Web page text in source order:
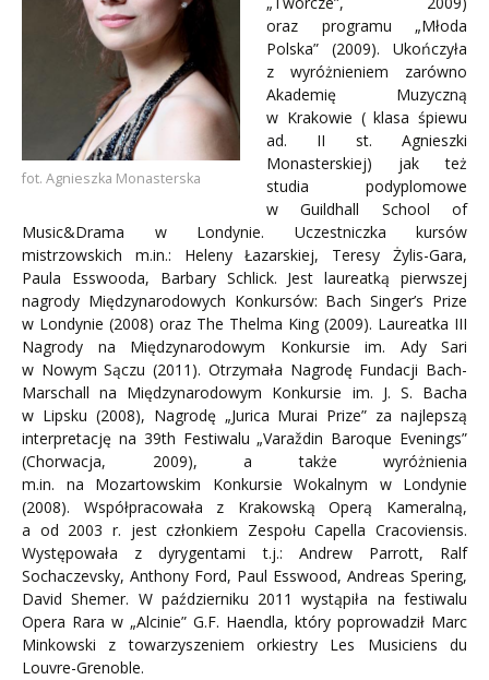
fot. Agnieszka Monasterska
oraz programu „Młoda
Polska” (2009). Ukończyła
z wyróżnieniem zarówno
Akademię Muzyczną
w Krakowie ( klasa śpiewu
ad. II st. Agnieszki
Monasterskiej) jak też
studia podyplomowe
w Guildhall School of
Music&Drama w Londynie. Uczestniczka kursów
mistrzowskich m.in.: Heleny Łazarskiej, Teresy Żylis-Gara,
Paula Esswooda, Barbary Schlick. Jest laureatką pierwszej
nagrody Międzynarodowych Konkursów: Bach Singer’s Prize
w Londynie (2008) oraz The Thelma King (2009). Laureatka III
Nagrody na Międzynarodowym Konkursie im. Ady Sari
w Nowym Sączu (2011). Otrzymała Nagrodę Fundacji Bach-
Marschall na Międzynarodowym Konkursie im. J. S. Bacha
w Lipsku (2008), Nagrodę „Jurica Murai Prize” za najlepszą
interpretację na 39th Festiwalu „Varaždin Baroque Evenings”
(Chorwacja, 2009), a także wyróżnienia
m.in. na Mozartowskim Konkursie Wokalnym w Londynie
(2008). Współpracowała z Krakowską Operą Kameralną,
a od 2003 r. jest członkiem Zespołu Capella Cracoviensis.
Występowała z dyrygentami t.j.: Andrew Parrott, Ralf
Sochaczevsky, Anthony Ford, Paul Esswood, Andreas Spering,
David Shemer. W październiku 2011 wystąpiła na festiwalu
Opera Rara w „Alcinie” G.F. Haendla, który poprowadził Marc
Minkowski z towarzyszeniem orkiestry Les Musiciens du
Louvre-Grenoble.